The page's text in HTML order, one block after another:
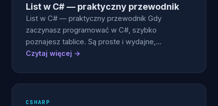
Listw C# — praktyczny przewodnik
List w C# — praktyczny przewodnik Gdy
zaczynasz programować w C#, szybko
poznajesz tablice. Są proste i wydajne,…
Czytaj więcej →
CSHARP